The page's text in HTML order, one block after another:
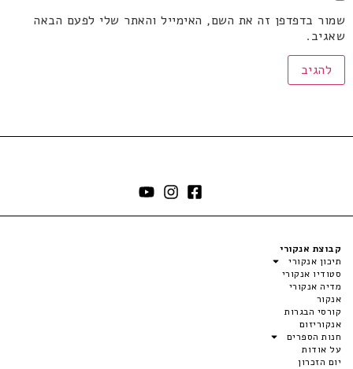
שמור בדפדפן זה את השם, האימייל והאתר שלי לפעם הבאה
שאגיב.
קבוצת אנקורי
תיכון אנקורי
סטודיו אנקורי
מדיה אנקורי
אנקור
קורסי הבגרות
אנקוריזום
חנות הספרים
על אודות
יום הזכרון